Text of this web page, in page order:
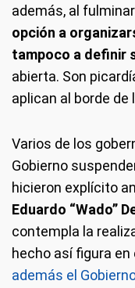
además, al
opción a
tampoco a definir
abierta. Son
aplican al borde
Varios de los
Gobierno
hicieron explícito
Eduardo “Wado”
contempla la
hecho así figura
además el